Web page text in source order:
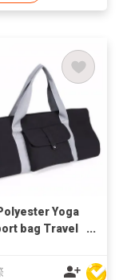
Yoga
bag Travel